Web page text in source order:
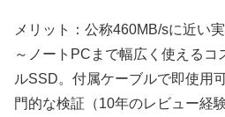
メリット：公称460MB/sに近い
～ノートPCまで幅広く使えるコ
ルSSD。付属ケーブルで即使用
門的な検証（10年のレビュー経